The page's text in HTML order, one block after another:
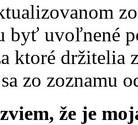
byť uvoľnené
ktoré držitelia
zo zoznamu
že je